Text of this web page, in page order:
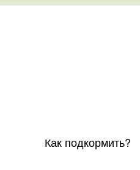
Как подкормить?